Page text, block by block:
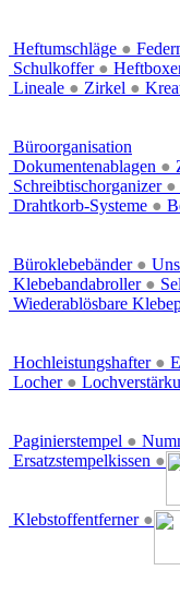
Heftumschläge ●
Schulkoffer ●
Lineale ● Zirkel ●
Büroorganisation
Dokumentenablagen ●
Schreibtischorganizer ●
Drahtkorb-Systeme ●
Büroklebebänder ●
Klebebandabroller ●
Wiederablösbare
Hochleistungshafter ●
Locher ●
Paginierstempel ●
Ersatzstempelkissen ●
Klebstoffentferner ●